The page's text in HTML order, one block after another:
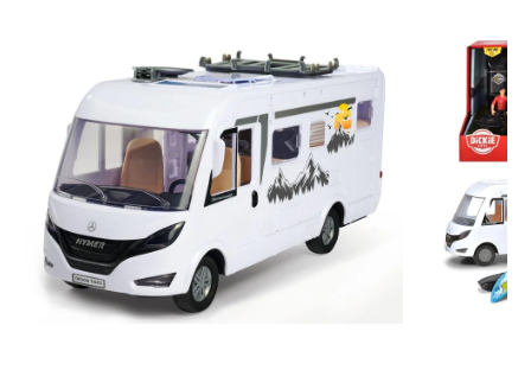
Hypopressiv trening
The Housemaid